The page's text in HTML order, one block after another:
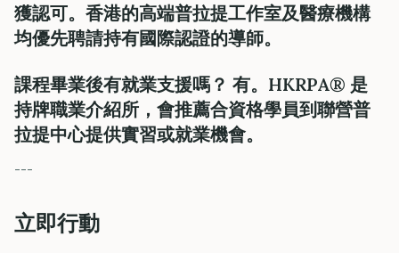
獲認可。香港的高端普拉提工作室及醫療機構
均優先聘請持有國際認證的導師。
課程畢業後有就業支援嗎？ 有。HKRPA® 是
持牌職業介紹所，會推薦合資格學員到聯營普
拉提中心提供實習或就業機會。
---
立即行動